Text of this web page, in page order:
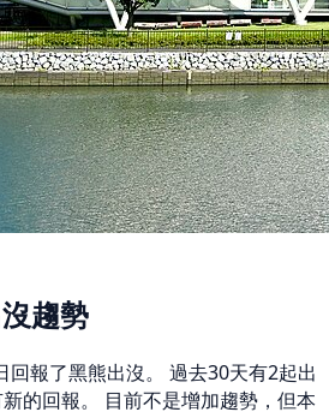
趨勢
報了黑熊出沒。 過去30天有2起出
的回報。 目前不是增加趨勢，但本